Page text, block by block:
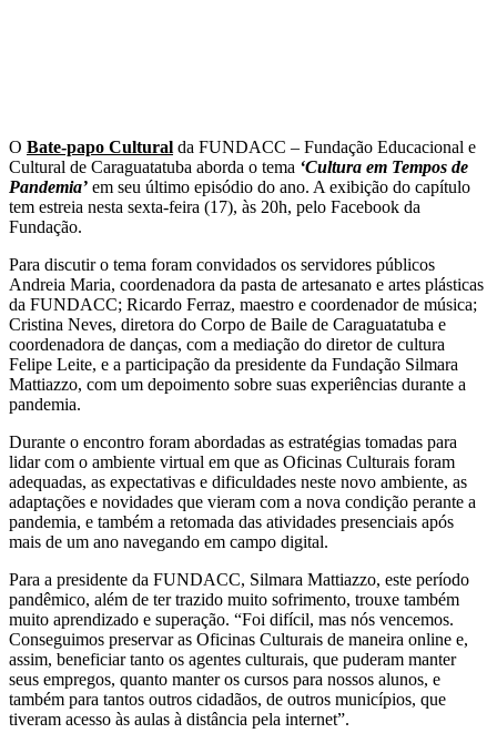
O Bate-papo Cultural da FUNDACC – Fundação Educacional e
Cultural de Caraguatatuba aborda o tema ‘Cultura em Tempos de
Pandemia’ em seu último episódio do ano. A exibição do capítulo
tem estreia nesta sexta-feira (17), às 20h, pelo Facebook da
Fundação.
Para discutir o tema foram convidados os servidores públicos
Andreia Maria, coordenadora da pasta de artesanato e artes plásticas
da FUNDACC; Ricardo Ferraz, maestro e coordenador de música;
Cristina Neves, diretora do Corpo de Baile de Caraguatatuba e
coordenadora de danças, com a mediação do diretor de cultura
Felipe Leite, e a participação da presidente da Fundação Silmara
Mattiazzo, com um depoimento sobre suas experiências durante a
pandemia.
Durante o encontro foram abordadas as estratégias tomadas para
lidar com o ambiente virtual em que as Oficinas Culturais foram
adequadas, as expectativas e dificuldades neste novo ambiente, as
adaptações e novidades que vieram com a nova condição perante a
pandemia, e também a retomada das atividades presenciais após
mais de um ano navegando em campo digital.
Para a presidente da FUNDACC, Silmara Mattiazzo, este período
pandêmico, além de ter trazido muito sofrimento, trouxe também
muito aprendizado e superação. “Foi difícil, mas nós vencemos.
Conseguimos preservar as Oficinas Culturais de maneira online e,
assim, beneficiar tanto os agentes culturais, que puderam manter
seus empregos, quanto manter os cursos para nossos alunos, e
também para tantos outros cidadãos, de outros municípios, que
tiveram acesso às aulas à distância pela internet”.